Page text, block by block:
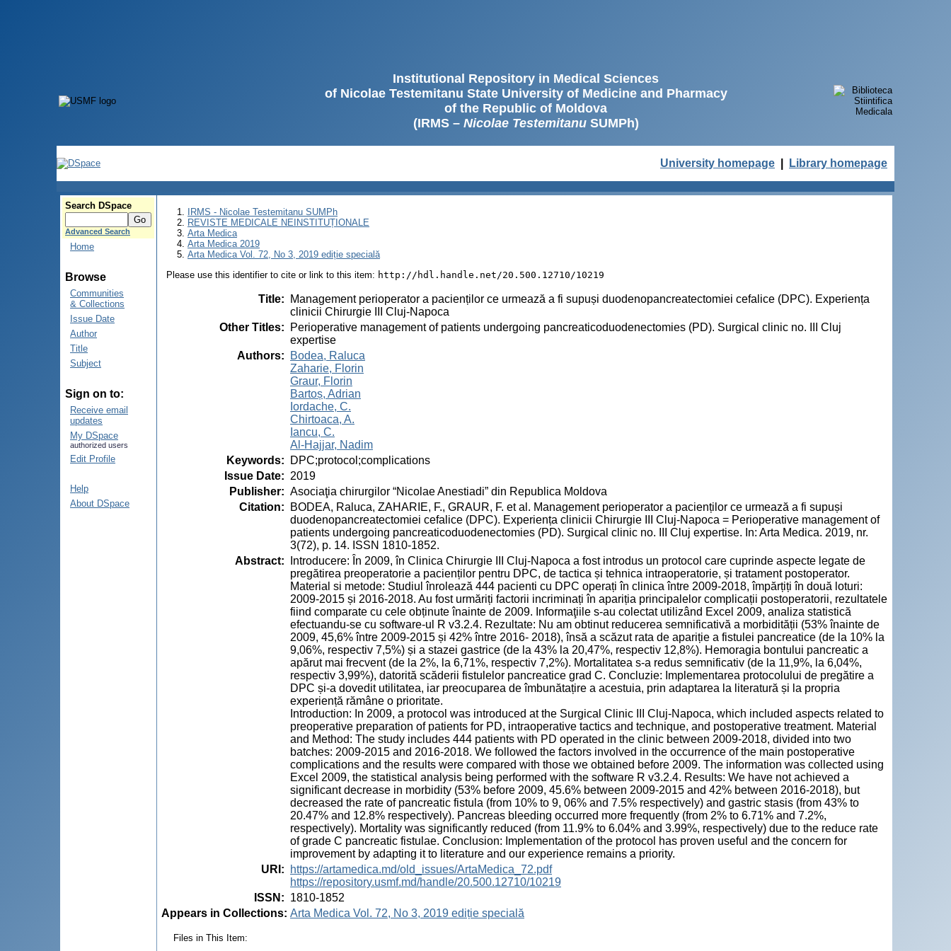
Institutional Repository in Medical Sciences
of Nicolae Testemitanu State University of Medicine and Pharmacy
of the Republic of Moldova
(IRMS – Nicolae TestemitanuSUMPh)
University homepage Library homepage
Search DSpace
Advanced Search
Home
Browse
Communities
& Collections
Issue Date
Author
Title
Subject
Sign on to:
Receive email
updates
My DSpace
authorized users
Edit Profile
Help
About DSpace
IRMS - Nicolae Testemitanu SUMPh
REVISTE MEDICALE NEINSTITUȚIONALE
Arta Medica
Arta Medica 2019
Arta Medica Vol. 72, No 3, 2019 ediție specială
Please use this identifier to cite or link to this item: http://hdl.handle.net/20.500.12710/10219
Title:
Management perioperator a pacienților ce urmează a fi supuși duodenopancreatectomiei cefalice (DPC). Experiența
clinicii Chirurgie III Cluj-Napoca
Other Titles:
Perioperative management of patients undergoing pancreaticoduodenectomies (PD). Surgical clinic no. III Cluj
expertise
Authors:
Bodea, Raluca
Zaharie, Florin
Graur, Florin
Bartoș, Adrian
Iordache, C.
Chirtoaca, A.
Iancu, C.
Al-Hajjar, Nadim
Keywords:
DPC;protocol;complications
Issue Date: 2019
Publisher: Asociaţia chirurgilor “Nicolae Anestiadi” din Republica Moldova
Citation:
BODEA, Raluca, ZAHARIE, F., GRAUR, F. et al. Management perioperator a pacienților ce urmează a fi supuși
duodenopancreatectomiei cefalice (DPC). Experiența clinicii Chirurgie III Cluj-Napoca = Perioperative management of
patients undergoing pancreaticoduodenectomies (PD). Surgical clinic no. III Cluj expertise. In: Arta Medica. 2019, nr.
3(72), p. 14. ISSN 1810-1852.
Abstract:
Introducere: În 2009, în Clinica Chirurgie III Cluj-Napoca a fost introdus un protocol care cuprinde aspecte legate de
pregătirea preoperatorie a pacienților pentru DPC, de tactica și tehnica intraoperatorie, și tratament postoperator.
Material si metode: Studiul înrolează 444 pacienti cu DPC operați în clinica între 2009-2018, împărțiți în două loturi:
2009-2015 și 2016-2018. Au fost urmăriți factorii incriminați în apariția principalelor complicații postoperatorii, rezultatele
fiind comparate cu cele obținute înainte de 2009. Informaţiile s-au colectat utilizând Excel 2009, analiza statistică
efectuandu-se cu software-ul R v3.2.4. Rezultate: Nu am obtinut reducerea semnificativă a morbidității (53% înainte de
2009, 45,6% între 2009-2015 și 42% între 2016- 2018), însă a scăzut rata de apariție a fistulei pancreatice (de la 10% la
9,06%, respectiv 7,5%) și a stazei gastrice (de la 43% la 20,47%, respectiv 12,8%). Hemoragia bontului pancreatic a
apărut mai frecvent (de la 2%, la 6,71%, respectiv 7,2%). Mortalitatea s-a redus semnificativ (de la 11,9%, la 6,04%,
respectiv 3,99%), datorită scăderii fistulelor pancreatice grad C. Concluzie: Implementarea protocolului de pregătire a
DPC și-a dovedit utilitatea, iar preocuparea de îmbunătațire a acestuia, prin adaptarea la literatură și la propria
experiență rămâne o prioritate.
Introduction: In 2009, a protocol was introduced at the Surgical Clinic III Cluj-Napoca, which included aspects related to
preoperative preparation of patients for PD, intraoperative tactics and technique, and postoperative treatment. Material
and Method: The study includes 444 patients with PD operated in the clinic between 2009-2018, divided into two
batches: 2009-2015 and 2016-2018. We followed the factors involved in the occurrence of the main postoperative
complications and the results were compared with those we obtained before 2009. The information was collected using
Excel 2009, the statistical analysis being performed with the software R v3.2.4. Results: We have not achieved a
significant decrease in morbidity (53% before 2009, 45.6% between 2009-2015 and 42% between 2016-2018), but
decreased the rate of pancreatic fistula (from 10% to 9, 06% and 7.5% respectively) and gastric stasis (from 43% to
20.47% and 12.8% respectively). Pancreas bleeding occurred more frequently (from 2% to 6.71% and 7.2%,
respectively). Mortality was significantly reduced (from 11.9% to 6.04% and 3.99%, respectively) due to the reduce rate
of grade C pancreatic fistulae. Conclusion: Implementation of the protocol has proven useful and the concern for
improvement by adapting it to literature and our experience remains a priority.
URI :
https://artamedica.md/old_issues/ArtaMedica_72.pdf
https://repository.usmf.md/handle/20.500.12710/10219
ISSN : 1810-1852
Appears in Collections: Arta Medica Vol. 72, No 3, 2019 ediție specială
Files in This Item: